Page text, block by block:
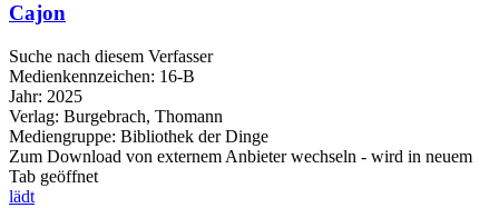
Cajon
Suche nach diesem Verfasser
Medienkennzeichen: 16-B
Jahr: 2025
Verlag: Burgebrach, Thomann
Mediengruppe: Bibliothek der Dinge
Zum Download von externem Anbieter wechseln - wird in neuem
Tab geöffnet
lädt